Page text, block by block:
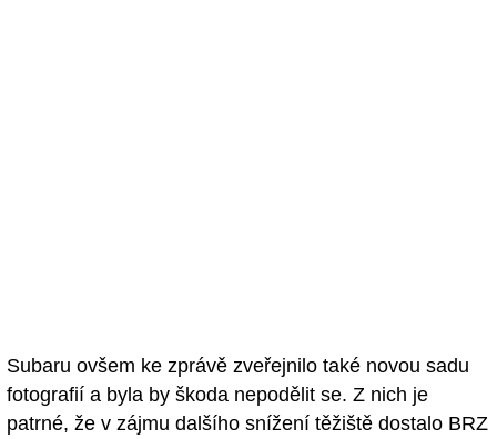
Subaru ovšem ke zprávě zveřejnilo také novou sadu
fotografií a byla by škoda nepodělit se. Z nich je
patrné, že v zájmu dalšího snížení těžiště dostalo BRZ